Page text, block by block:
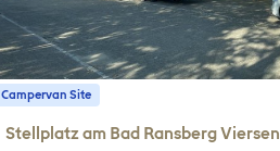
Campervan Site
Stellplatz am Bad Ransberg Viersen